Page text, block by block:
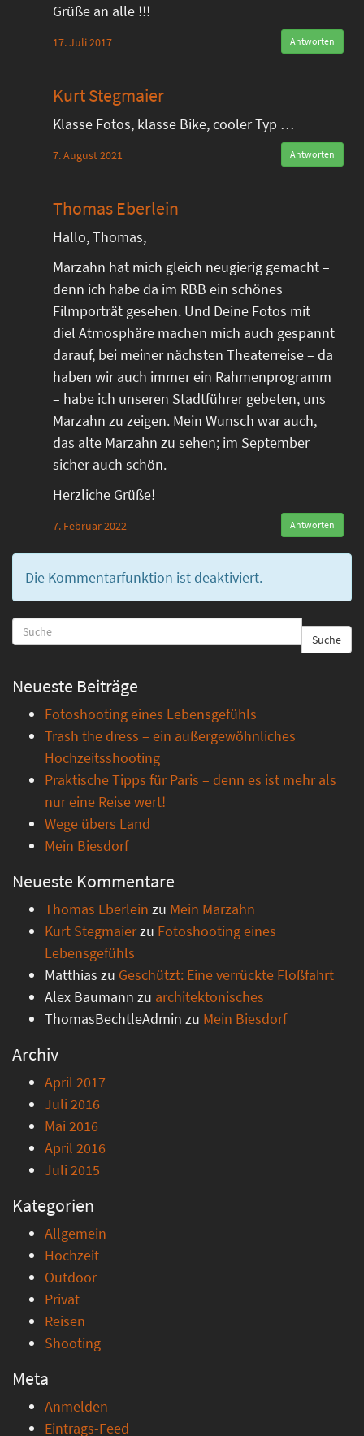
Grüße an alle !!!
17. Juli 2017 Antworten
Kurt Stegmaier
Klasse Fotos, klasse Bike, cooler Typ …
7. August 2021 Antworten
Thomas Eberlein
Hallo, Thomas,
Marzahn hat mich gleich neugierig gemacht –
denn ich habe da im RBB ein schönes
Filmporträt gesehen. Und Deine Fotos mit
diel Atmosphäre machen mich auch gespannt
darauf, bei meiner nächsten Theaterreise – da
haben wir auch immer ein Rahmenprogramm
– habe ich unseren Stadtführer gebeten, uns
Marzahn zu zeigen. Mein Wunsch war auch,
das alte Marzahn zu sehen; im September
sicher auch schön.
Herzliche Grüße!
7. Februar 2022 Antworten
Die Kommentarfunktion ist deaktiviert.
Suche
Neueste Beiträge
Fotoshooting eines Lebensgefühls
Trash the dress – ein außergewöhnliches
Hochzeitsshooting
Praktische Tipps für Paris – denn es ist mehr als
nur eine Reise wert!
Wege übers Land
Mein Biesdorf
Neueste Kommentare
Thomas Eberlein zu Mein Marzahn
Kurt Stegmaierzu Fotoshooting eines
Lebensgefühls
Matthias zu Geschützt: Eine verrückte Floßfahrt
Alex Baumann zu architektonisches
ThomasBechtleAdmin zu Mein Biesdorf
Archiv
April 2017
Juli 2016
Mai 2016
April 2016
Juli 2015
Kategorien
Allgemein
Hochzeit
Outdoor
Privat
Reisen
Shooting
Meta
Anmelden
Eintrags-Feed